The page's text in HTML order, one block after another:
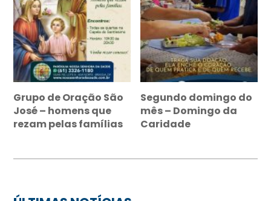
Grupo de Oração São
José – homens que
rezam pelas famílias
Segundo domingo do
mês – Domingo da
Caridade